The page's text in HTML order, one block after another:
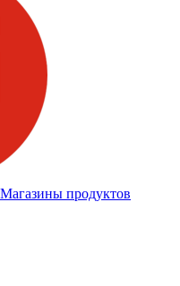
продуктов